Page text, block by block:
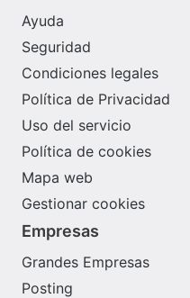
Ayuda
Seguridad
Condiciones legales
Política de Privacidad
Uso del servicio
Política de cookies
Mapa web
Gestionar cookies
Empresas
Grandes Empresas
Posting